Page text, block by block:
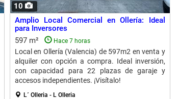
10
Amplio Local Comercial en Ollería: Ideal
para Inversores
597 m²
Hace 7 horas
Local en Ollería (Valencia) de 597m2 en venta y
alquiler con opción a compra. Ideal inversión,
con capacidad para 22 plazas de garaje y
accesos independientes. ¡Visítalo!
L´ Olleria - L Olleria